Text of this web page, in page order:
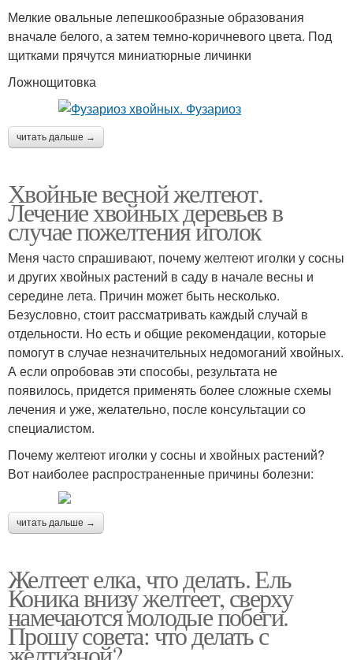
Мелкие овальные лепешкообразные образо­вания
вначале белого, а затем темно-коричневого цвета. Под
щитками прячутся миниатюрные личинки
Ложнощитовка
читать дальше →
Хвойные весной желтеют.
Лечение хвойных деревьев в
случае пожелтения иголок
Меня часто спрашивают, почему желтеют иголки у сосны
и других хвойных растений в саду в начале весны и
середине лета. Причин может быть несколько.
Безусловно, стоит рассматривать каждый случай в
отдельности. Но есть и общие рекомендации, которые
помогут в случае незначительных недомоганий хвойных.
А если опробовав эти способы, результата не
появилось, придется применять более сложные схемы
лечения и уже, желательно, после консультации со
специалистом.
Почему желтеют иголки у сосны и хвойных растений?
Вот наиболее распространенные причины болезни:
читать дальше →
Желтеет елка, что делать. Ель
Коника внизу желтеет, сверху
намечаются молодые побеги.
Прошу совета: что делать с